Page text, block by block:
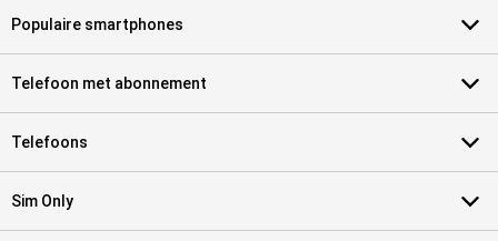
Populaire smartphones
Telefoon met abonnement
Telefoons
Sim Only